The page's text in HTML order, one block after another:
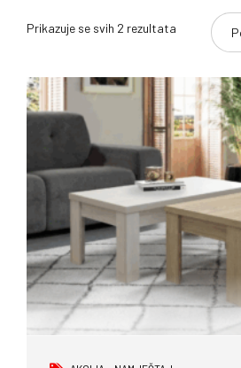
Prikazuje se svih 2 rezultata Poredano
najnovijem